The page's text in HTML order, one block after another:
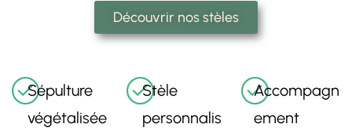
Découvrir nos stèles
Sépulture
végétalisée
Stèle
personnalis
Accompagn
ement